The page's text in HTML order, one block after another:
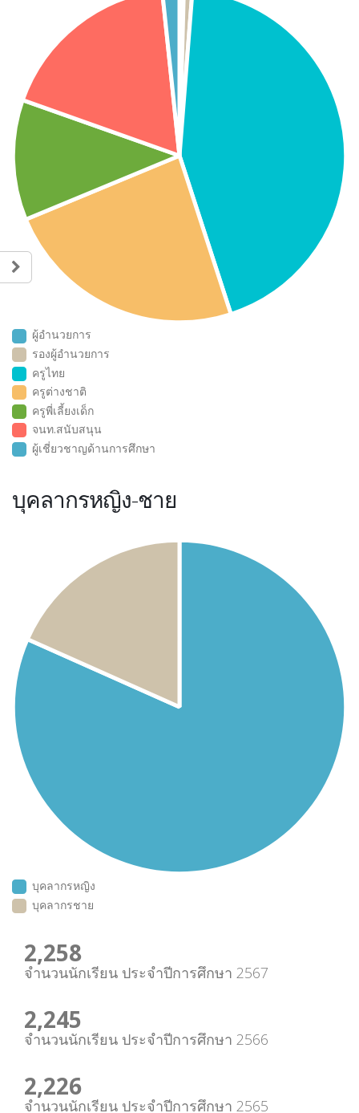
ผู้อำนวยการ
รองผู้อำนวยการ
ครูไทย
ครูต่างชาติ
ครูพี่เลี้ยงเด็ก
จนท.สนับสนุน
ผู้เชี่ยวชาญด้านการศึกษา
บุคลากรหญิง-ชาย
บุคลากรหญิง
บุคลากรชาย
2,259
จำนวนนักเรียน ประจำปีการศึกษา 2567
2,246
จำนวนนักเรียน ประจำปีการศึกษา 2566
2,227
จำนวนนักเรียน ประจำปีการศึกษา 2565